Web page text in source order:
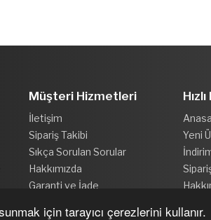
için tarayıcı çerezlerini kullanır.
Müşteri Hizmetleri
İletişim
Sipariş Takibi
Sıkça Sorulan Sorular
Hakkımızda
Garanti ve İade
Yeni